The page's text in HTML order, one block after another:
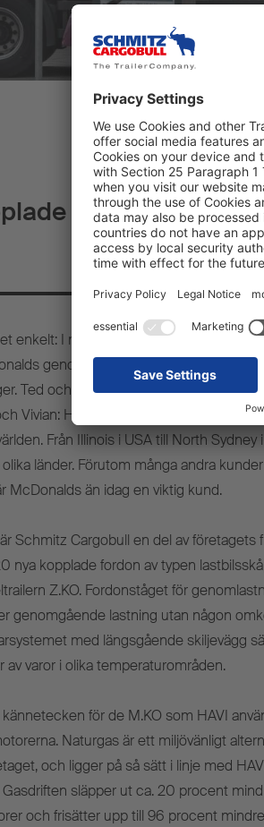
fordon
på ett
enkelt: I maj 1974 kom Ted Perlman och
genom att handslag, om att leverera
Ted och Bob döpte sitt företag efter
Vivian: HAVI. Idag har HAVI lokaler,
Från Illinois i USA till North Sydney
länder. Förutom många andra
McDonalds än idag en viktig kund.
Schmitz Cargobull en del av företagets
nya kopplade fordon av typen
Z.KO. Fordonståget för
genomgående lastning utan någon
med längsgående skiljevägg
av varor i olika temperaturområden.
för de M.KO som HAVI
Naturgas är ett miljövänligt
och ligger på så sätt i linje med
släpper ut ca. 20 procent
och frisätter upp till 96 procent